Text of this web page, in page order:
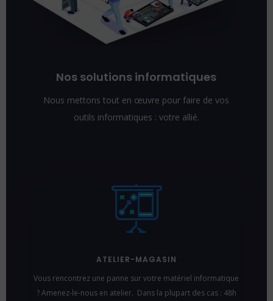
Nos solutions informatiques
Nous mettons tout en œuvre pour faire de vos
outils informatiques : votre allié.
ATELIER-MAGASIN
Vous rencontrez une panne sur votre matériel informatique
? Amenez-le-nous en atelier. Dans la plupart des cas : 48h